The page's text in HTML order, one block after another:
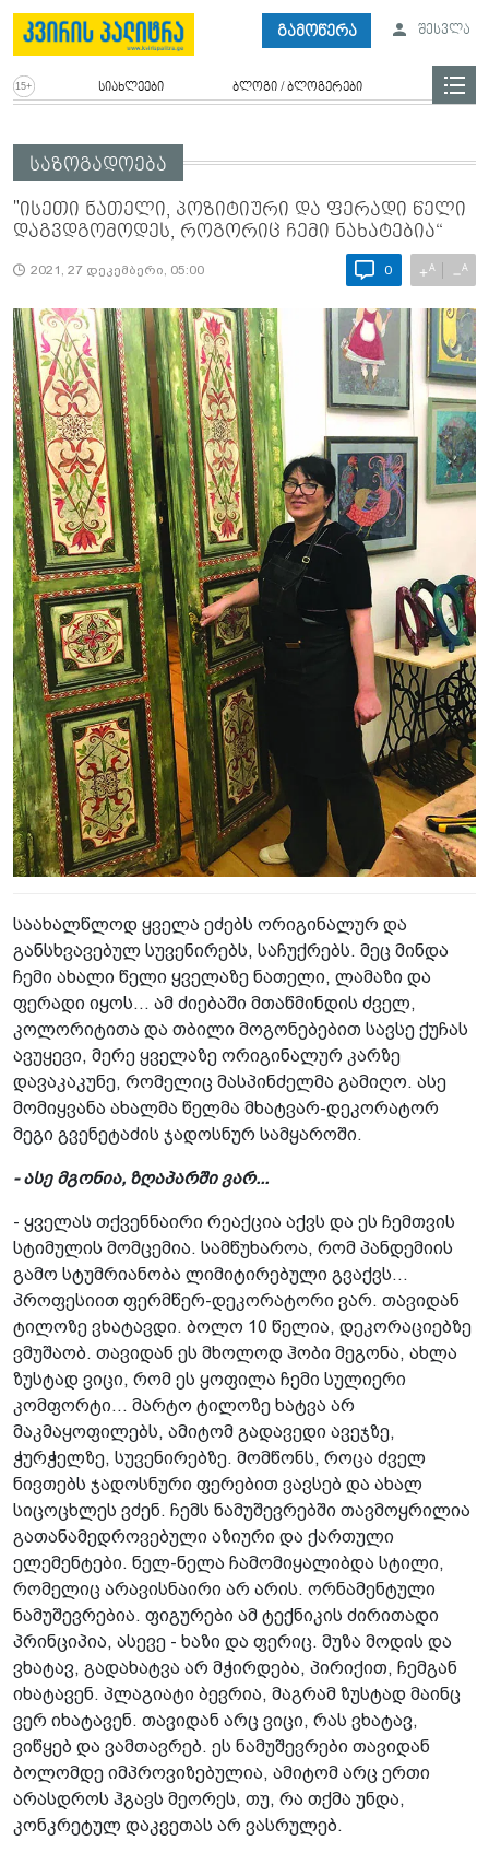
გამოწერა შესვლა
სიახლეები ბლოგი / ბლოგერები
საზოგადოება
"ისეთი ნათელი, პოზიტიური და ფერადი წელი
დაგვდგომოდეს, როგორიც ჩემი ნახატებია“
2021, 27 დეკემბერი, 05:00 0 +A −A
საახალწლოდ ყველა ეძებს ორიგინალურ და
განსხვავებულ სუვენირებს, საჩუქრებს. მეც მინდა
ჩემი ახალი წელი ყველაზე ნათელი, ლამაზი და
ფერადი იყოს... ამ ძიებაში მთაწმინდის ძველ,
კოლორიტითა და თბილი მოგონებებით სავსე ქუჩას
ავუყევი, მერე ყველაზე ორიგინალურ კარზე
დავაკაკუნე, რომელიც მასპინძელმა­ გამიღო. ასე
მომიყვანა ახალმა წელმა მხატვარ-დეკორატორ
მეგი გვენეტაძის­ ჯადოსნურ სამყაროში.
- ასე მგონია, ზღაპარში ვარ...
- ყველას თქვენნაირი რეაქცია აქვს და ეს ჩემთვის
სტიმულის მომცემია. სამწუხაროა, რომ პანდემიის
გამო სტუმრიანობა ლიმიტირებული გვაქვს...
პროფესიით ფერმწერ-დეკორატორი ვარ. თავიდან
ტილოზე ვხატავდი. ბოლო 10 წელია, დეკორაციებზე
ვმუშაობ. თავიდან ეს მხოლოდ ჰობი მეგონა, ახლა
ზუსტად ვიცი, რომ ეს ყოფილა ჩემი სულიერი
კომფორტი... მარტო­ ტილოზე ხატვა არ
მაკმაყოფილებს,­ ამიტომ გადავედი ავეჯზე,
ჭურჭელზე, სუვენირებზე. მომწონს, როცა ძველ
ნივთებს ჯადოსნური ფერებით ვავსებ და ახალ
სიცოცხლეს ვძენ. ჩემს ნამუშევრებში თავმოყრილია
გათანამედროვებული აზიური და ქართული
ელემენტები. ნელ-ნელა ჩამომიყალიბდა სტილი,
რომელიც არავისნაირი არ არის. ორნამენტული
ნამუშევრებია. ფიგურები ამ ტექნიკის ძირითადი
პრინციპია, ასევე - ხაზი და ფერიც. მუზა მოდის და
ვხატავ, გადახატვა არ მჭირდება, პირიქით, ჩემგან
იხატავენ. პლაგიატი ბევრია, მაგრამ ზუსტად მაინც
ვერ იხატავენ. თავიდან არც ვიცი, რას ვხატავ,
ვიწყებ და ვამთავრებ. ეს ნამუშევრები თავიდან
ბოლომდე იმპროვიზებულია, ამიტომ არც ერთი
არასდროს ჰგავს მეორეს, თუ, რა თქმა უნდა,
კონკრეტულ დაკვეთას არ ვასრულებ.